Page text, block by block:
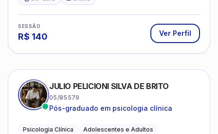
SESSÃO
R$ 140 Ver Perfil
JULIO PELICIONI SILVA DE BRITO
05/85579
Pós-graduado em psicologia clínica
Psicologia Clínica
Adolescentes e Adultos